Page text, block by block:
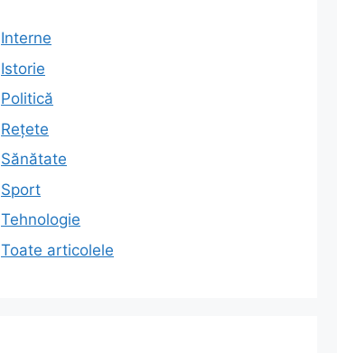
Interne
Istorie
Politică
Rețete
Sănătate
Sport
Tehnologie
Toate articolele